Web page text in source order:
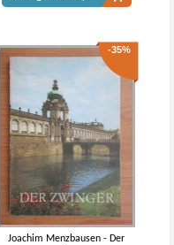
-35%
Joachim Menzbausen - Der